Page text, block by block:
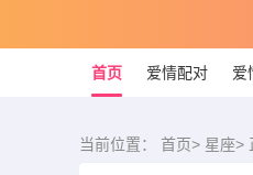
首页 爱情配对 爱
当前位置： 首页> 星座>